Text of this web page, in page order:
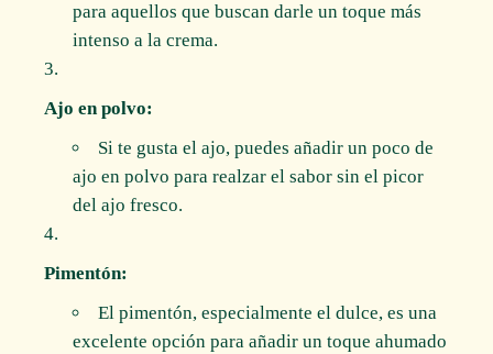
para aquellos que buscan darle un toque más
intenso a la crema.
Ajo en polvo:
Si te gusta el ajo, puedes añadir un poco de
ajo en polvo para realzar el sabor sin el picor
del ajo fresco.
Pimentón:
El pimentón, especialmente el dulce, es una
excelente opción para añadir un toque ahumado